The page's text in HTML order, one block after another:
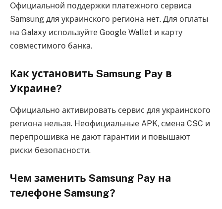
Официальной поддержки платежного сервиса
Samsung для украинского региона нет. Для оплаты
на Galaxy используйте Google Wallet и карту
совместимого банка.
Как установить Samsung Pay в
Украине?
Официально активировать сервис для украинского
региона нельзя. Неофициальные APK, смена CSC и
перепрошивка не дают гарантии и повышают
риски безопасности.
Чем заменить Samsung Pay на
телефоне Samsung?